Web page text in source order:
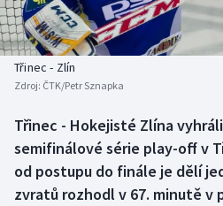
Baseball a softbal
Basketbal
Biatlon
Boby a skeleton
Box
Soutěže
Historické návraty
Aplikace ČT sport
AZ kvíz
Třinec - Zlín
Zdroj: ČTK/Petr Sznapka
Třinec - Hokejisté Zlína
semifinálové série play-off v
od postupu do finále je dělí
zvratů rozhodl v 67. minutě v